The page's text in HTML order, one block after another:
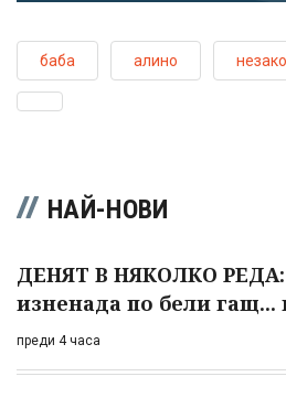
баба алино
НАЙ-НОВИ
ДЕНЯТ В НЯКОЛКО
изненада по бели гащ...
преди 4 часа